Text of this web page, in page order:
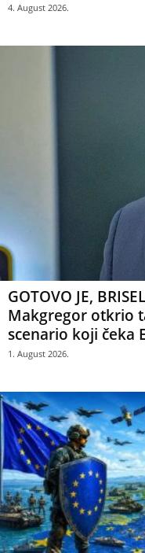
4. August 2026.
GOTOVO JE,
Makgregor otkrio
scenario koji čeka
1. August 2026.